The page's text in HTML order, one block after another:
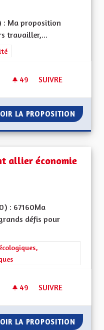
: Ma proposition
travailler,...
: Les services publics en
49 49 ABONNÉS
SUIVRE
LA PROPOSITION JE
allier économie
: 67160Ma
défis pour
: Les transitions
49 49 ABONNÉS
SUIVRE
LA PROPOSITION